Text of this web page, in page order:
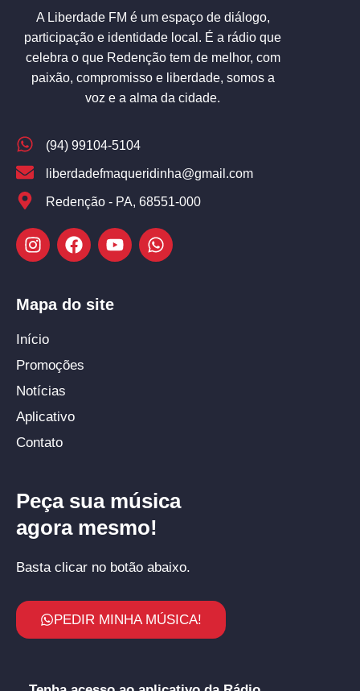
A Liberdade FM é um espaço de diálogo,
participação e identidade local. É a rádio que
celebra o que Redenção tem de melhor, com
paixão, compromisso e liberdade, somos a
voz e a alma da cidade.
(94) 99104-5104
liberdadefmaqueridinha@gmail.com
Redenção - PA, 68551-000
Mapa do site
Início
Promoções
Notícias
Aplicativo
Contato
Peça sua música
agora mesmo!
Basta clicar no botão abaixo.
PEDIR MINHA MÚSICA!